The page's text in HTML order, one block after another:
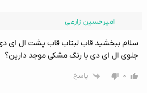
امیرحسین زارعی
سلام ببخشید قاب لبتاب قاب پشت ال ای
جلوی ال ای دی با رنگ مشکی موجد دارین؟
۰ پاسخ